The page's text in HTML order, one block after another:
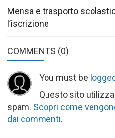
Mensa e trasporto
l’iscrizione
COMMENTS (0)
You must be
Questo sito
spam. Scopri come
dai commenti.